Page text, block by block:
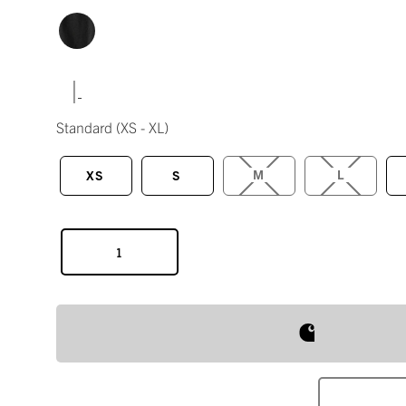
|
Standard (XS - XL)
XS S M L